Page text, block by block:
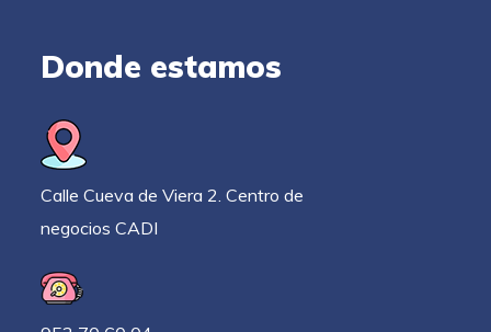
Donde estamos
Calle Cueva de Viera 2. Centro de
negocios CADI